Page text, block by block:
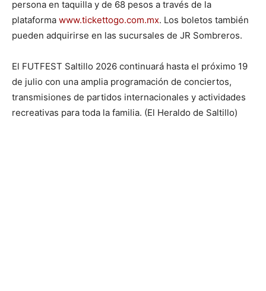
persona en taquilla y de 68 pesos a través de la
plataforma www.tickettogo.com.mx. Los boletos también
pueden adquirirse en las sucursales de JR Sombreros.
El FUTFEST Saltillo 2026 continuará hasta el próximo 19
de julio con una amplia programación de conciertos,
transmisiones de partidos internacionales y actividades
recreativas para toda la familia. (El Heraldo de Saltillo)